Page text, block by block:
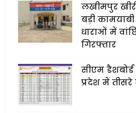
लखीमपुर
बड़ी
धाराओं में
गिरफ्तार
सीएम
प्रदेश में